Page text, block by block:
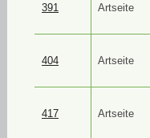
391 Artseite
404 Artseite
417 Artseite